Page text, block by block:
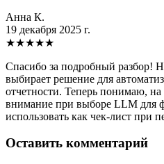
Анна К.
19 декабря 2025 г.
★★★★★
Спасибо за подробный разбор!
выбирает решение для
отчетности. Теперь понимаю,
внимание при выборе LLM для
использовать как чек-лист при
Оставить комментарий